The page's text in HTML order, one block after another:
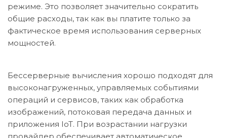
режиме. Это позволяет значительно сократить
общие расходы, так как вы платите только за
фактическое время использования серверных
мощностей.
Бессерверные вычисления хорошо подходят для
высоконагруженных, управляемых событиями
операций и сервисов, таких как обработка
изображений, потоковая передача данных и
приложения IoT. При возрастании нагрузки